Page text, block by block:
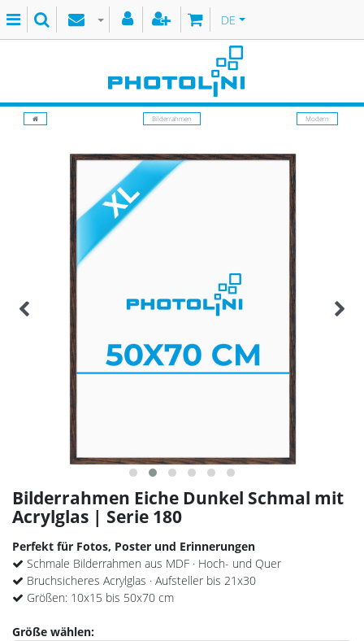
DE
Bilderrahmen Modern
Bilderrahmen Eiche Dunkel Schmal mit
Acrylglas | Serie 180
Perfekt für Fotos, Poster und Erinnerungen
Schmale Bilderrahmen aus MDF · Hoch- und Quer
Bruchsicheres Acrylglas · Aufsteller bis 21x30
Größen: 10x15 bis 50x70 cm
Größe wählen: